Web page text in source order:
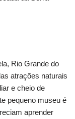
Rio Grande do
atrações naturais
e cheio de
pequeno museu é
aprender